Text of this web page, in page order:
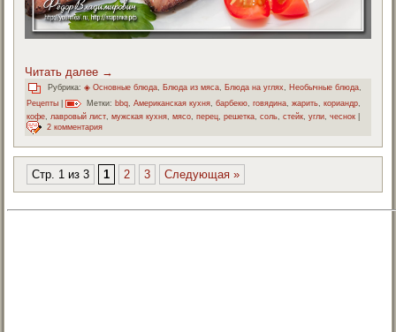
Читать далее →
Рубрика: ◈ Основные блюда, Блюда из мяса, Блюда на углях, Необычные блюда,
Рецепты
Метки: bbq,Американская кухня,барбекю,говядина,жарить,кориандр,
кофе
лавровый лист ,мужская кухня ,мясо ,перец ,решетка ,соль ,стейк ,угли ,чеснок
2 комментария
Стр. 1 из 3 1 2 3 Следующая »